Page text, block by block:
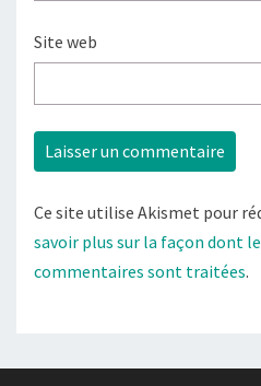
Site web
Ce site utilise Akismet pour
savoir plus sur la façon dont
commentaires sont traitées.